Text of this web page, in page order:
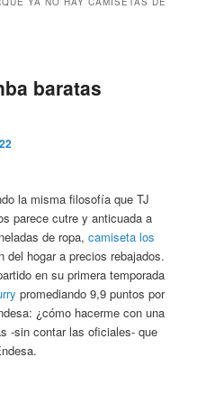
baratas
la misma filosofía que TJ
parece cutre y anticuada a
de ropa,camiseta los
del hogar a precios rebajados.
en su primera temporada
promediando 9,9 puntos por
¿cómo hacerme con una
-sin contar las oficiales- que